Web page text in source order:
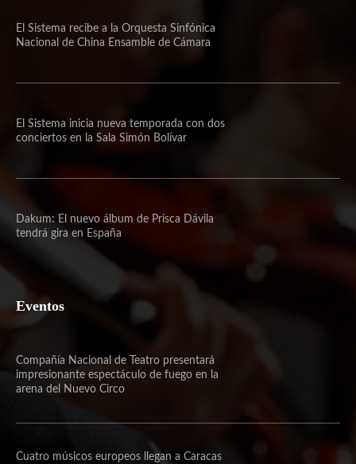
El Sistema recibe a la Orquesta Sinfónica
Nacional de China Ensamble de Cámara
El Sistema inicia nueva temporada con dos
conciertos en la Sala Simón Bolívar
Dakum: El nuevo álbum de Prisca Dávila
tendrá gira en España
Eventos
Compañía Nacional de Teatro presentará
impresionante espectáculo de fuego en la
arena del Nuevo Circo
Cuatro músicos europeos llegan a Caracas